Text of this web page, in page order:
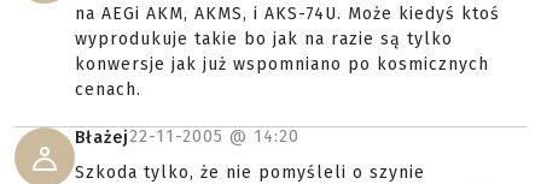
na AEGi AKM, AKMS, i AKS-74U. Może kiedyś ktoś
wyprodukuje takie bo jak na razie są tylko
konwersje jak już wspomniano po kosmicznych
cenach.
Błażej22-11-2005 @ 14:20
Szkoda tylko, że nie pomyśleli o szynie